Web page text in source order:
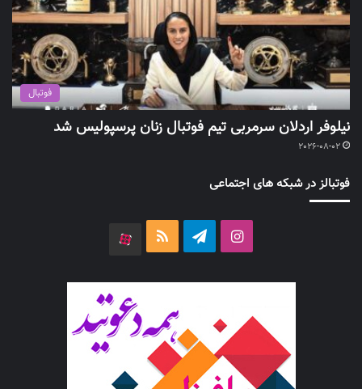
فوتبال
نیلوفر اردلان سرمربی تیم فوتبال زنان پرسپولیس شد
2026-08-02
فوتبالز در شبکه های اجتماعی
اینستاگرامتلگرام خوراک